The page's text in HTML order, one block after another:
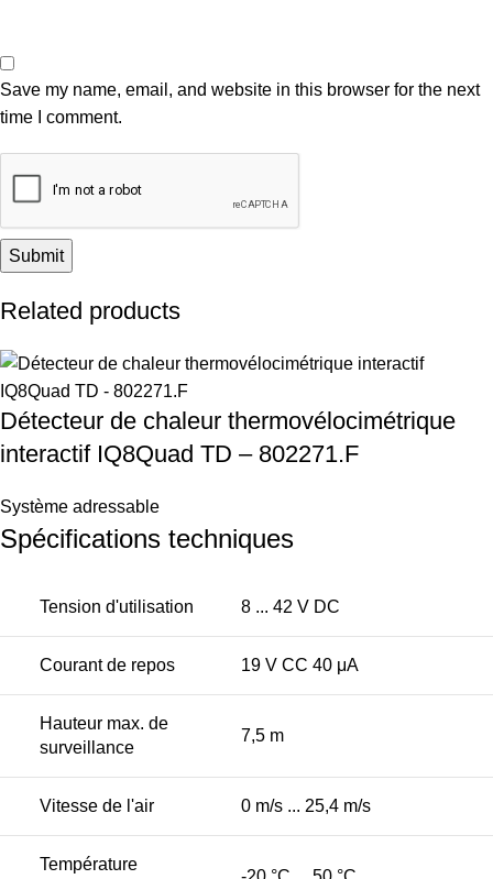
Save my name, email, and website in this browser for the next
time I comment.
Related products
Détecteur de chaleur thermovélocimétrique
interactif IQ8Quad TD – 802271.F
Système adressable
Spécifications techniques
Tension d'utilisation 8 ... 42 V DC
Courant de repos 19 V CC 40 μA
Hauteur max. de
surveillance
7,5 m
Vitesse de l'air 0 m/s ... 25,4 m/s
Température